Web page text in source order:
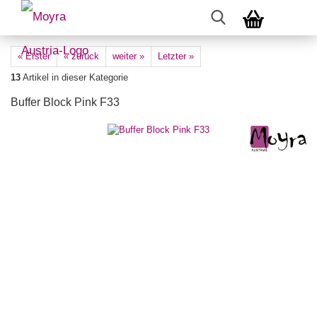
« Erster « zurück weiter »
Letzter »
13 Artikel in dieser Kategorie
Buffer Block Pink F33